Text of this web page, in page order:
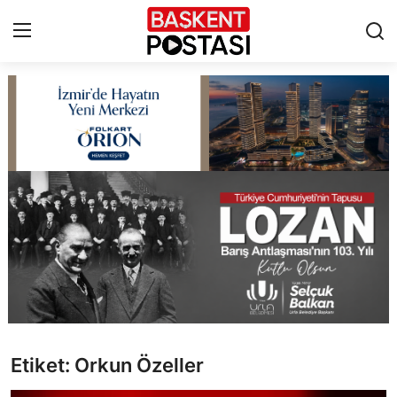
Çerez Politikası
Künye
Ankara
TBMM
Cumhurbaşkanlığı
Etiket: Orkun Özeller